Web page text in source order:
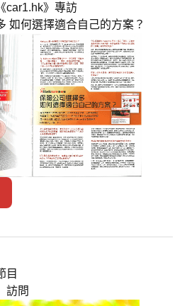
car1.hk》專訪
如何選擇適合自己的方案？
目
訪問